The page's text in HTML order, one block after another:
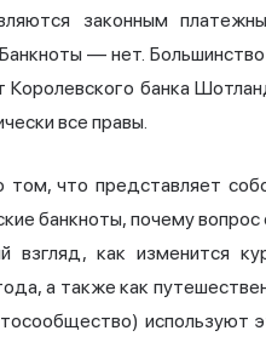
законным
— нет.
банка
все правы.
что представляет
банкноты, почему
как изменится
а также как
используют